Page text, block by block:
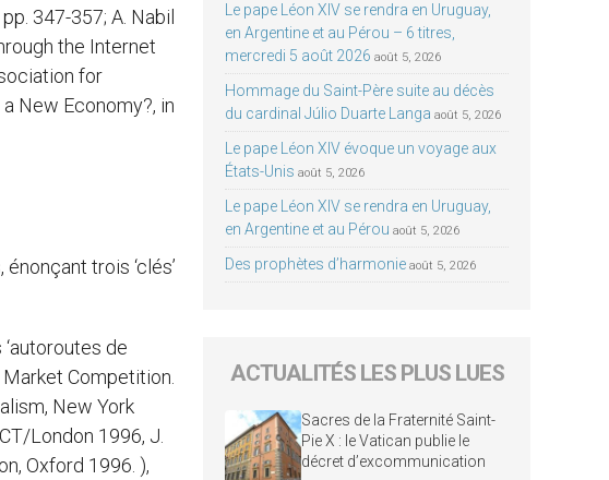
347-357; A. Nabil
the Internet
for
New Economy?, in
trois ‘clés’
de
Market Competition.
New York
London 1996, J.
Oxford 1996. ),
Le pape Léon XIV se rendra en Uruguay,
en Argentine et au Pérou – 6 titres,
mercredi 5 août 2026 août 5, 2026
Hommage du Saint-Père suite au décès
du cardinal Júlio Duarte Langa août 5, 2026
Le pape Léon XIV évoque un voyage aux
États-Unis août 5, 2026
Le pape Léon XIV se rendra en Uruguay,
en Argentine et au Pérou août 5, 2026
Des prophètes d’harmonie août 5, 2026
ACTUALITÉS LES PLUS LUES
Sacres de la Fraternité Saint-
Pie X : le Vatican publie le
décret d’excommunication